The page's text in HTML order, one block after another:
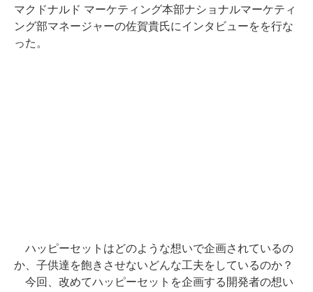
マクドナルド マーケティング本部ナショナルマーケティ
ング部マネージャーの佐賀貴氏にインタビューをを行な
った。
ハッピーセットはどのような想いで企画されているの
か、子供達を飽きさせないどんな工夫をしているのか？
今回、改めてハッピーセットを企画する開発者の想い